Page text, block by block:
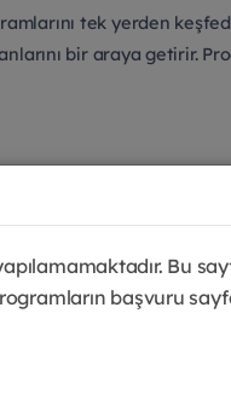
tek yerden
bir araya getirir.
rotasyon,
en bilinen
kartta başvuru butonu
Bu
başvuru